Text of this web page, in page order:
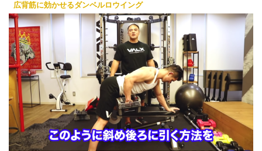
広背筋に効かせるダンベルロウイング